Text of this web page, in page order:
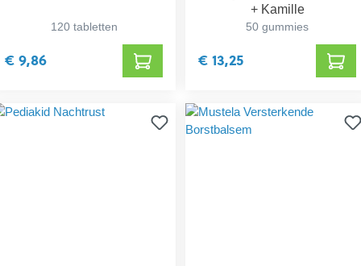
120 tabletten
€ 9,86
+ Kamille
50 gummies
€ 13,25